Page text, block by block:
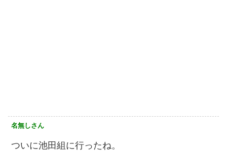
名無しさん
ついに池田組に行ったね。